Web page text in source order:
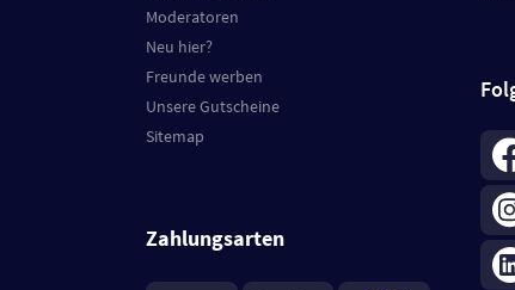
Moderatoren
Neu hier?
Freunde werben
Unsere Gutscheine
Sitemap
Zahlungsarten